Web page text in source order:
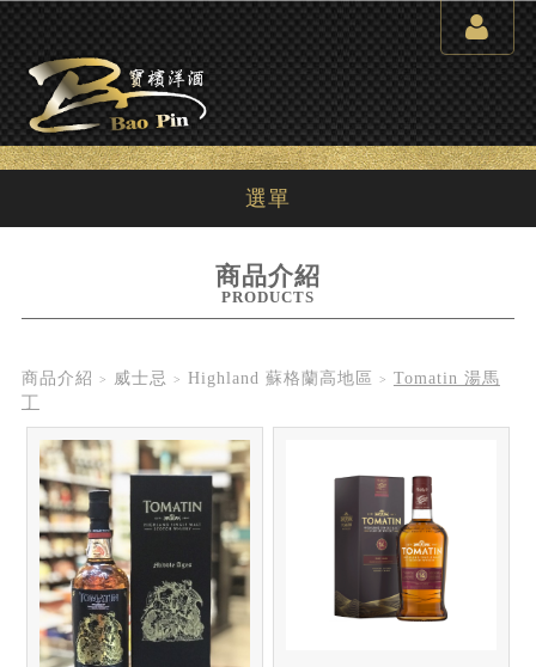
選單
商品介紹
PRODUCTS
商品介紹 威士忌 Highland 蘇格蘭高地區
Tomatin 湯馬
丁